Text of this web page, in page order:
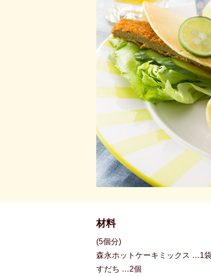
材料
(5個分)
森永ホットケーキミックス …1
すだち …2個